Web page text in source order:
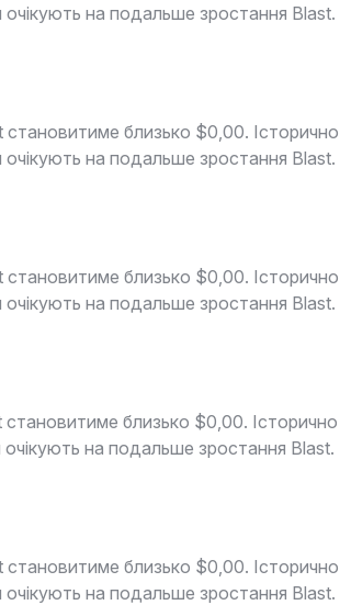
на подальше зростання Blast.
близько $0,00. Історично
на подальше зростання Blast.
близько $0,00. Історично
на подальше зростання Blast.
близько $0,00. Історично
на подальше зростання Blast.
близько $0,00. Історично
на подальше зростання Blast.